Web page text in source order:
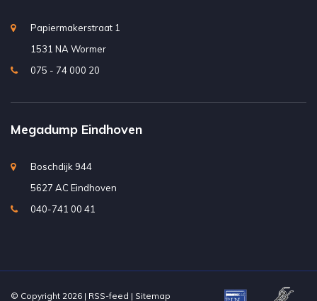
Papiermakerstraat 1
1531 NA Wormer
075 - 74 000 20
Megadump Eindhoven
Boschdijk 944
5627 AC Eindhoven
040-741 00 41
© Copyright 2026 | RSS-feed | Sitemap